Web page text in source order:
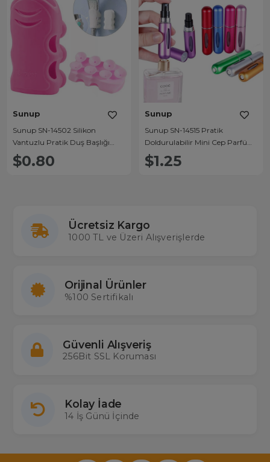
Sunup
Sunup SN-14502 Silikon
Vantuzlu Pratik Duş Başlığı
Tutucu
$0.80
Sunup
Sunup SN-14515 Pratik
Doldurulabilir Mini Cep Parfüm
Şişesi Alüminyum (5ML)
$1.25
Ücretsiz Kargo
1000 TL ve Üzeri Alışverişlerde
Orijinal Ürünler
%100 Sertifikalı
Güvenli Alışveriş
256Bit SSL Koruması
Kolay İade
14 İş Günü İçinde